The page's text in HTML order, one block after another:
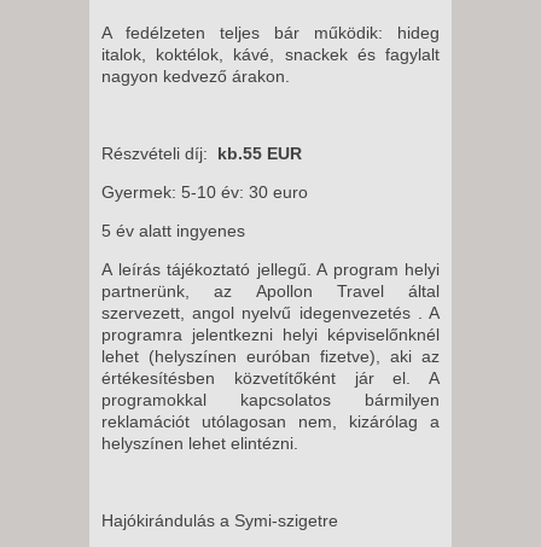
A fedélzeten teljes bár működik: hideg
italok, koktélok, kávé, snackek és fagylalt
nagyon kedvező árakon.
Részvételi díj: kb.55 EUR
Gyermek: 5-10 év: 30 euro
5 év alatt ingyenes
A leírás tájékoztató jellegű. A program helyi
partnerünk, az Apollon Travel által
szervezett, angol nyelvű idegenvezetés . A
programra jelentkezni helyi képviselőnknél
lehet (helyszínen euróban fizetve), aki az
értékesítésben közvetítőként jár el. A
programokkal kapcsolatos bármilyen
reklamációt utólagosan nem, kizárólag a
helyszínen lehet elintézni.
Hajókirándulás a Symi-szigetre